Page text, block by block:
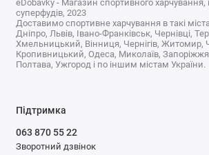
Кому може підійти
протеїн
Рисовий протеїн може підійти людям, які
для щоденного використання. Він може
харчування або періодів, коли звичайною
eDobavky - Магазин спортивного харчування,
суперфудів, 2023
Доставимо спортивне харчування в такі
Дніпро, Львів, Івано-Франківськ, Чернівці,
Хмельницький, Вінниця, Чернігів, Житомир,
Кропивницький, Одеса, Миколаїв,
Полтава, Ужгород і по іншим містам України.
Підтримка
063 870 55 22
Зворотний дзвінок